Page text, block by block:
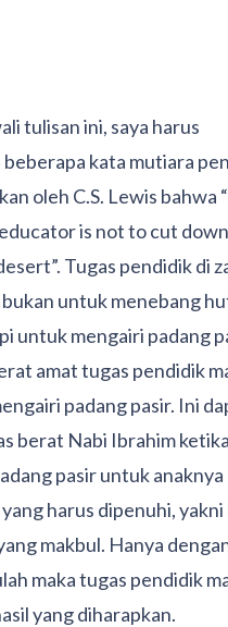
tulisan ini, saya harus
beberapa kata mutiara
oleh C.S. Lewis bahwa
is not to cut
Tugas pendidik di
untuk menebang
untuk mengairi padang
amat tugas pendidik
padang pasir. Ini
berat Nabi Ibrahim
pasir untuk anaknya
harus dipenuhi, yakni
makbul. Hanya
maka tugas pendidik
yang diharapkan.